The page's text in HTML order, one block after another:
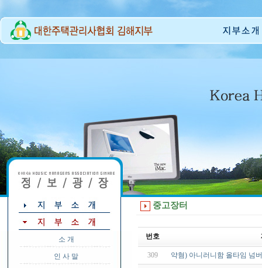
소 개
인 사 말
중고장터
번호
309 약혐) 아니러니함 올타임 넘